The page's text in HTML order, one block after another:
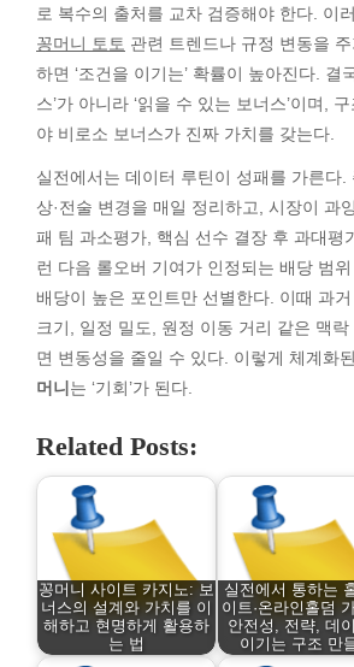
로 복수의 출처를 교차 검증해야 한다. 이
꽁머니 토토 관련 트렌드나 규정 변동을
하면 ‘조건을 이기는’ 확률이 높아진다. 결
스’가 아니라 ‘읽을 수 있는 보너스’이며,
야 비로소 보너스가 진짜 가치를 갖는다.
실전에서는 데이터 루틴이 성패를 가른다.
상·전술 변경을 매일 정리하고, 시장이 과
패 팀 과소평가, 핵심 선수 결장 후 과대평
런 다음 롤오버 기여가 인정되는 배당 범
배당이 높은 포인트만 선별한다. 이때 과
크기, 일정 밀도, 원정 이동 거리 같은 맥
면 변동성을 줄일 수 있다. 이렇게 체계화
머니 는 ‘기회’가 된다.
Related Posts:
꽁머니 사이트 카지노: 보
너스의 설계와 가치를 이
해하고 현명하게 활용하
는 법
실전에서 통하는
이트·온라인홀덤
안전성, 전략, 데
이기는 구조 만